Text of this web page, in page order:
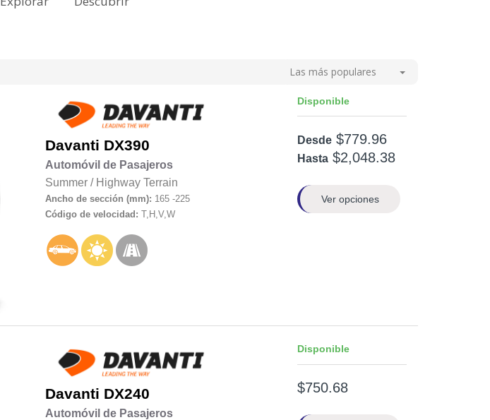
Las más populares
Davanti DX390
Automóvil de Pasajeros
Summer/ Highway Terrain
Ancho de sección (mm): 165 -225
Código de velocidad: T,H,V,W
Disponible
Desde $779.96
Hasta $2,048.38
Ver opciones
Davanti DX240
Automóvil de Pasajeros
Disponible
$750.68